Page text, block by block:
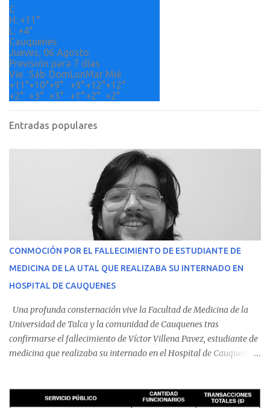
s
C
H: +11°
L: +4°
Cauquenes
Jueves, 06 Agosto
Previsión para 7 días
Vie
Sáb DomLunMar Mié
+11°+10°+9° +9°+12°+12°
+2° +3° +3° +1°+2° +2°
Entradas populares
CONMOCIÓN POR EL FALLECIMIENTO DE ESTUDIANTE DE
MEDICINA DE LA UTAL QUE REALIZABA SU INTERNADO EN
HOSPITAL DE CAUQUENES
Una profunda consternación vive la Facultad de Medicina de la
Universidad de Talca y la comunidad de Cauquenes tras
confirmarse el fallecimiento de Víctor Villena Pavez, estudiante de
medicina que realizaba su internado en el Hospital de Cauquenes.
malestares físicos. Dada la complejidad de su estado de salud, el